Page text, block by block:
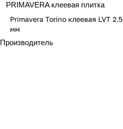
PRIMAVERA клеевая плитка
Primavera Torino клеевая LVT 2.5
мм
Производитель